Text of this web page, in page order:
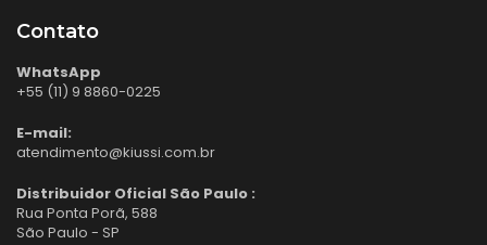
Contato
WhatsApp
+55 (11) 9 8860-0225
E-mail:
atendimento@kiussi.com.br
Distribuidor Oficial São Paulo :
Rua Ponta Porã, 588
São Paulo - SP